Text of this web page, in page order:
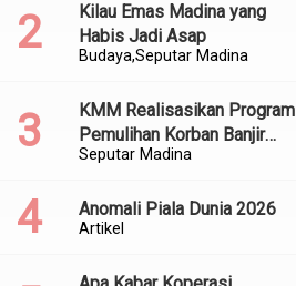
BudayaSeputar Madina
Kilau Emas Madina yang
Habis Jadi Asap
Seputar Madina
KMM Realisasikan Program
Pemulihan Korban Banjir
dan Longsor di Kabupaten
Artikel
Anomali Piala Dunia 2026